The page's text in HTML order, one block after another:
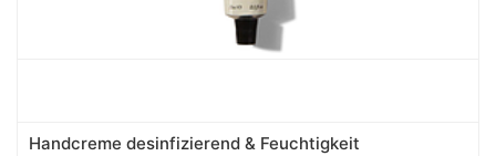
Handcreme desinfizierend & Feuchtigkeit